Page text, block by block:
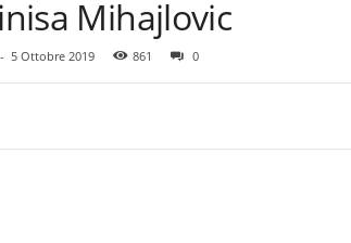
Mihajlovic
- 5 Ottobre 2019 861 0